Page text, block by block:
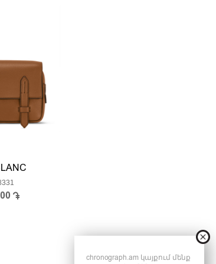
chronograph.am կայքում մենք